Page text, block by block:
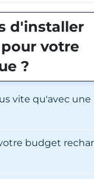
d'installer
votre
?
vite qu'avec une
budget